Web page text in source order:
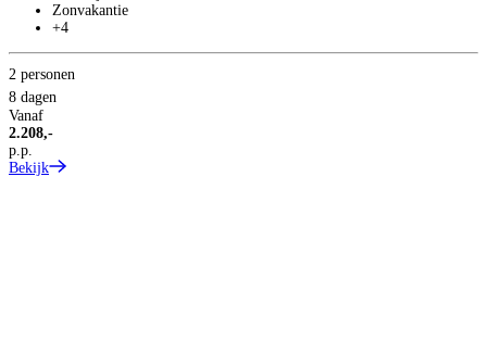
Zonvakantie
+4
2 personen
8 dagen
Vanaf
2.208,-
p.p.
Bekijk